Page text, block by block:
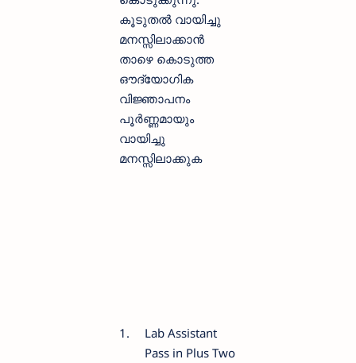
കൂടുതല്‍ വായിച്ചു
മനസ്സിലാക്കാന്‍
താഴെ കൊടുത്ത
ഔദ്യോഗിക
വിജ്ഞാപനം
പൂര്‍ണ്ണമായും
വായിച്ചു
മനസ്സിലാക്കുക
1.
Lab Assistant
Pass in Plus Two